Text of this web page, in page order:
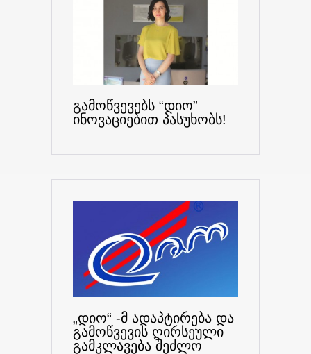
გამოწვევებს “დიო”
ინოვაციებით პასუხობს!
„დიო“ -მ ადაპტირება და
გამოწვევის ღირსეული
გამკლავება შეძლო